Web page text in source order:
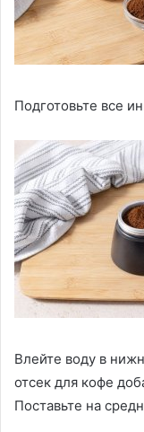
Подготовьте все
Влейте воду в
отсек для кофе
Поставьте на